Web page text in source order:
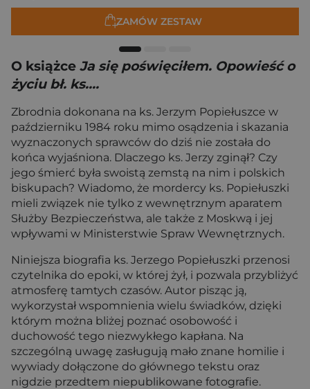
ZAMÓW ZESTAW
O książce Ja się poświęciłem. Opowieść o
życiu bł. ks....
Zbrodnia dokonana na ks. Jerzym Popiełuszce w
październiku 1984 roku mimo osądzenia i skazania
wyznaczonych sprawców do dziś nie została do
końca wyjaśniona. Dlaczego ks. Jerzy zginął? Czy
jego śmierć była swoistą zemstą na nim i polskich
biskupach? Wiadomo, że mordercy ks. Popiełuszki
mieli związek nie tylko z wewnętrznym aparatem
Służby Bezpieczeństwa, ale także z Moskwą i jej
wpływami w Ministerstwie Spraw Wewnętrznych.
Niniejsza biografia ks. Jerzego Popiełuszki przenosi
czytelnika do epoki, w której żył, i pozwala przybliżyć
atmosferę tamtych czasów. Autor pisząc ją,
wykorzystał wspomnienia wielu świadków, dzięki
którym można bliżej poznać osobowość i
duchowość tego niezwykłego kapłana. Na
szczególną uwagę zasługują mało znane homilie i
wywiady dołączone do głównego tekstu oraz
nigdzie przedtem niepublikowane fotografie.